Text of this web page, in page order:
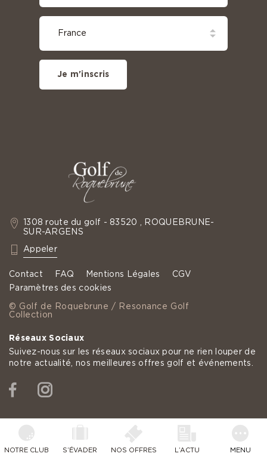
1308 route du golf - 83520 , ROQUEBRUNE-
SUR-ARGENS
: +33 4 94 19 60 35
Appeler
Contact FAQ Mentions Légales
CGV
Paramètres des cookies
© Golf de Roquebrune / Resonance Golf
Collection
Réseaux Sociaux
Suivez-nous sur les réseaux sociaux pour ne rien louper de
notre actualité, nos meilleures offres golf et événements.
Facebook
Je m'inscris
NOTRE CLUB S’ÉVADER NOS OFFRES L’ACTU MENU